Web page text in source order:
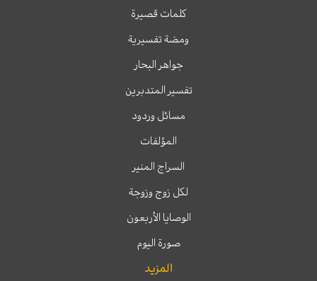
كلمات قصيرة
ومضة تفسيرية
جواهر البحار
تفسير المتدبرين
مسائل وردود
المؤلفات
السراج المنير
لكل زوج وزوجة
الوصايا الأربعون
صورة اليوم
المزيد